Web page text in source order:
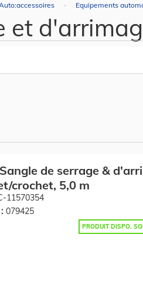
Equipements
et
de serrage &
crochet, 5,0 m
11570354
079425
PRODUIT DISPO.